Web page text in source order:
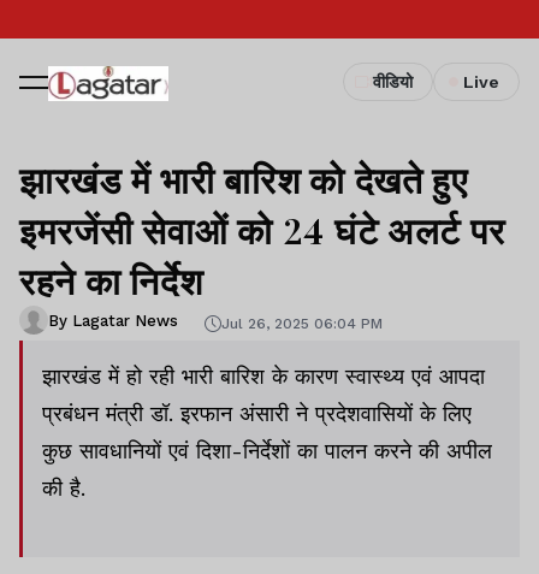
वीडियो Live
झारखंड में भारी बारिश को देखते हुए
इमरजेंसी सेवाओं को 24 घंटे अलर्ट पर
रहने का निर्देश
By Lagatar News Jul 26, 2025 06:04 PM
झारखंड में हो रही भारी बारिश के कारण स्वास्थ्य एवं आपदा
प्रबंधन मंत्री डॉ. इरफान अंसारी ने प्रदेशवासियों के लिए
कुछ सावधानियों एवं दिशा-निर्देशों का पालन करने की अपील
की है.